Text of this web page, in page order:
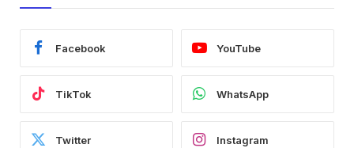
Facebook YouTube
TikTok WhatsApp
Twitter Instagram